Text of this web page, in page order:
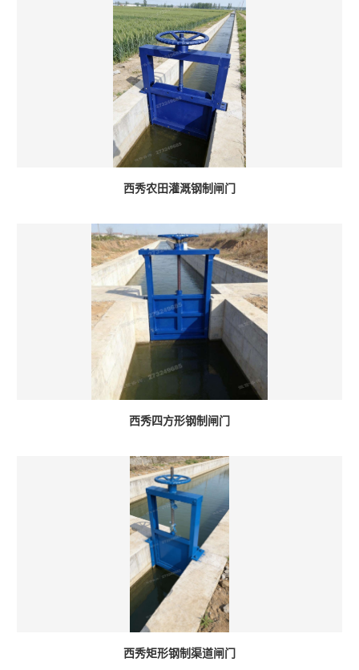
西秀农田灌溉钢制闸门
西秀四方形钢制闸门
西秀矩形钢制渠道闸门